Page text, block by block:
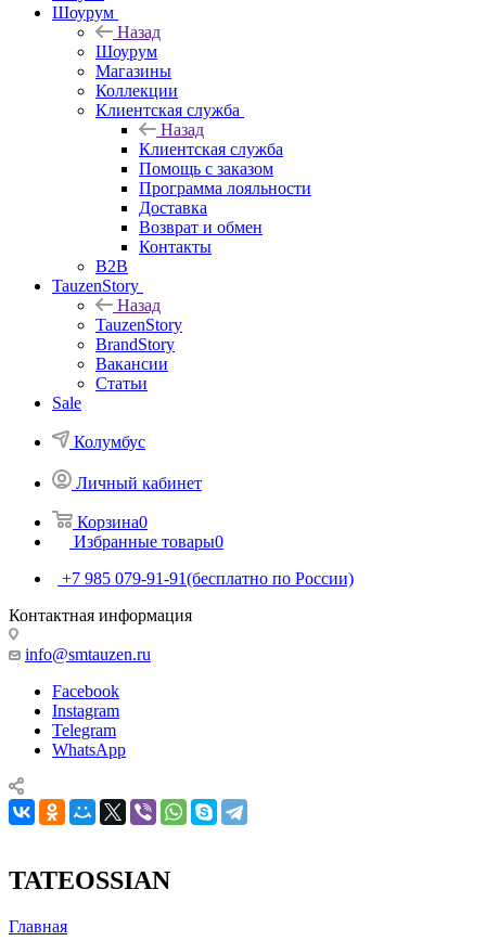
Шоурум
Назад
Шоурум
Магазины
Коллекции
Клиентская служба
Назад
Клиентская служба
Помощь с заказом
Программа лояльности
Доставка
Возврат и обмен
Контакты
B2B
TauzenStory
Назад
TauzenStory
BrandStory
Вакансии
Статьи
Sale
Колумбус
Личный кабинет
Корзина0
Избранные товары0
+7 985 079-91-91(бесплатно по России)
Контактная информация
info@smtauzen.ru
Facebook
Instagram
Telegram
WhatsApp
TATEOSSIAN
Главная